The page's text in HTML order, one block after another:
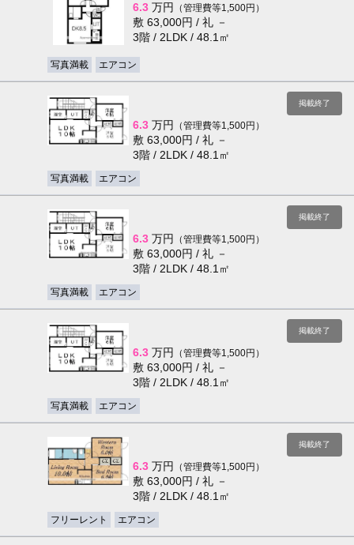
6.3 万円 （管理費等1,500円）
敷 63,000円 / 礼 －
3階 / 2LDK / 48.1㎡
写真満載 エアコン
掲載終了
6.3 万円 （管理費等1,500円）
敷 63,000円 / 礼 －
3階 / 2LDK / 48.1㎡
写真満載 エアコン
掲載終了
6.3 万円 （管理費等1,500円）
敷 63,000円 / 礼 －
3階 / 2LDK / 48.1㎡
写真満載 エアコン
掲載終了
6.3 万円 （管理費等1,500円）
敷 63,000円 / 礼 －
3階 / 2LDK / 48.1㎡
写真満載 エアコン
掲載終了
6.3 万円 （管理費等1,500円）
敷 63,000円 / 礼 －
3階 / 2LDK / 48.1㎡
フリーレント エアコン